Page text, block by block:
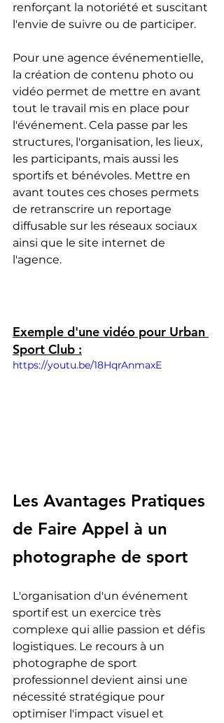
renforçant la notoriété et suscitant
l'envie de suivre ou de participer.
Pour une agence événementielle,
la création de contenu photo ou
vidéo permet de mettre en avant
tout le travail mis en place pour
l'événement. Cela passe par les
structures, l'organisation, les lieux,
les participants, mais aussi les
sportifs et bénévoles. Mettre en
avant toutes ces choses permets
de retranscrire un reportage
diffusable sur les réseaux sociaux
ainsi que le site internet de
l'agence.
Exemple d'une vidéo pour Urban
Sport Club :
https://youtu.be/18HqrAnmaxE
Les Avantages Pratiques
de Faire Appel à un
photographe de sport
L'organisation d'un événement
sportif est un exercice très
complexe qui allie passion et défis
logistiques. Le recours à un
photographe de sport
professionnel devient ainsi une
nécessité stratégique pour
optimiser l'impact visuel et